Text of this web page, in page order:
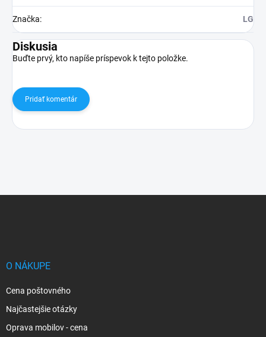
Značka: LG
Diskusia
Buďte prvý, kto napíše príspevok k tejto položke.
Pridať komentár
O NÁKUPE
Cena poštovného
Najčastejšie otázky
Oprava mobilov - cena